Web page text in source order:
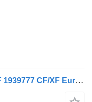
DAF Faro delantero izquierdo CF 1939777 CF/XF Euro 6 Nuevo para DAF CF / XF cabeza tractora